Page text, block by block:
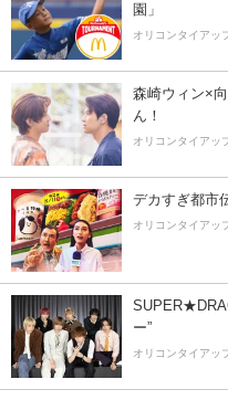
園」
オリコンタイアッ
森崎ウィン×
ん！
オリコンタイアッ
デカすぎ都市
オリコンタイアッ
ー”
オリコンタイアッ